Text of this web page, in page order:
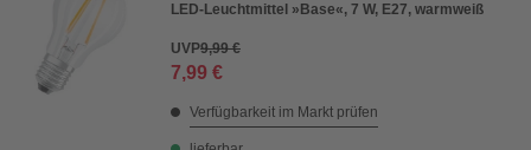
LED-Leuchtmittel »Base«, 7 W, E27, warmweiß
UVP9,99 €
7,99 €
Verfügbarkeit im Markt prüfen